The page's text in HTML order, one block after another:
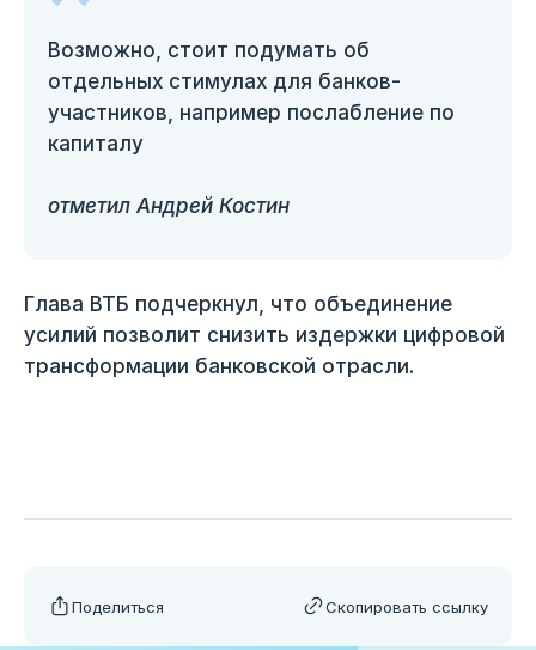
Возможно, стоит подумать об
отдельных стимулах для банков-
участников, например послабление по
капиталу
отметил Андрей Костин
Глава ВТБ подчеркнул, что объединение
усилий позволит снизить издержки цифровой
трансформации банковской отрасли.
Поделиться Скопировать ссылку